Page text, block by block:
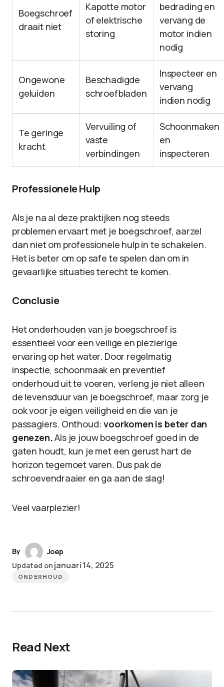
Boegschroef
draait niet
Kapotte motor
of elektrische
storing
bedrading en
vervang de
motor indien
nodig
Ongewone
geluiden
Beschadigde
schroefbladen
Inspecteer en
vervang
indien nodig
Te geringe
kracht
Vervuiling of
vaste
verbindingen
Schoonmaken
en
inspecteren
Professionele Hulp
Als je na al deze praktijken nog steeds
problemen ervaart met je boegschroef, aarzel
dan niet om professionele hulp in te schakelen.
Het is beter om op safe te spelen dan om in
gevaarlijke situaties terecht te komen.
Conclusie
Het onderhouden van je boegschroef is
essentieel voor een veilige en plezierige
ervaring op het water. Door regelmatig
inspectie, schoonmaak en preventief
onderhoud uit te voeren, verleng je niet alleen
de levensduur van je boegschroef, maar zorg je
ook voor je eigen veiligheid en die van je
passagiers. Onthoud:voorkomen is beter dan
genezen.Als je jouw boegschroef goed in de
gaten houdt, kun je met een gerust hart de
horizon tegemoet varen. Dus pak de
schroevendraaier en ga aan de slag!
Veel vaarplezier!
By
Joep
Updated on januari 14, 2025
ONDERHOUD
Read Next